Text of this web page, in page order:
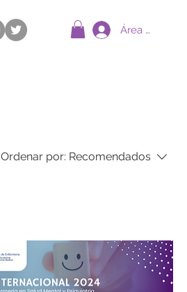
Área Socios
Ordenar por: Recomendados